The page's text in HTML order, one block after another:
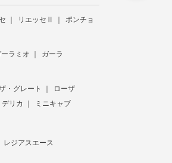
リエッセⅡ
ポンチョ
ーラミオ
ガーラ
・グレート
ローザ
デリカ ミニキャブ
レジアスエース